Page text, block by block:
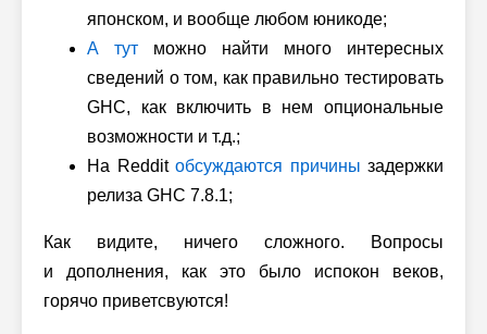
японском, и вообще любом юникоде;
А тут можно найти много интересных
сведений о том, как правильно тестировать
GHC, как включить в нем опциональные
возможности и т.д.;
На Reddit обсуждаются причины задержки
релиза GHC 7.8.1;
Как видите, ничего сложного. Вопросы
и дополнения, как это было испокон веков,
горячо приветсвуются!